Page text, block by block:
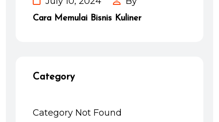
Cara Memulai Bisnis Kuliner
Category
Category Not Found